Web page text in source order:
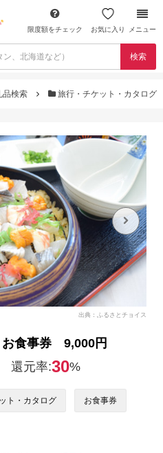
限度額をチェック お気に入り メニュー
検索
検索 旅行・チケット・カタログ
出典：ふるさとチョイス
食事券 9,000円
還元率:30%
ト・カタログ お食事券